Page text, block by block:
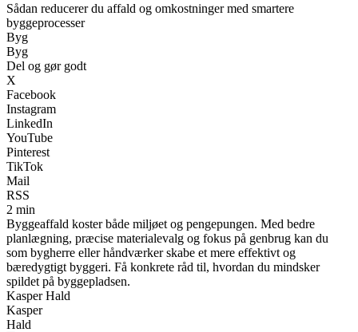
Sådan reducerer du affald og omkostninger med smartere
byggeprocesser
Byg
Byg
Del og gør godt
X
Facebook
Instagram
LinkedIn
YouTube
Pinterest
TikTok
Mail
RSS
2 min
Byggeaffald koster både miljøet og pengepungen. Med bedre
planlægning, præcise materialevalg og fokus på genbrug kan du
som bygherre eller håndværker skabe et mere effektivt og
bæredygtigt byggeri. Få konkrete råd til, hvordan du mindsker
spildet på byggepladsen.
Kasper Hald
Kasper
Hald